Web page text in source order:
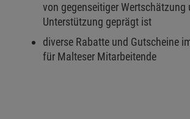
von gegenseitiger Wertschätzung
Unterstützung geprägt ist
diverse Rabatte und Gutscheine
für Malteser Mitarbeitende